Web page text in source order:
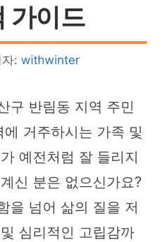
가이드
: withwinter
구 반림동 지역 주민
거주하시는 가족 및
예전처럼 잘 들리지
신 분은 없으신가요?
을 넘어 삶의 질을 저
심리적인 고립감까